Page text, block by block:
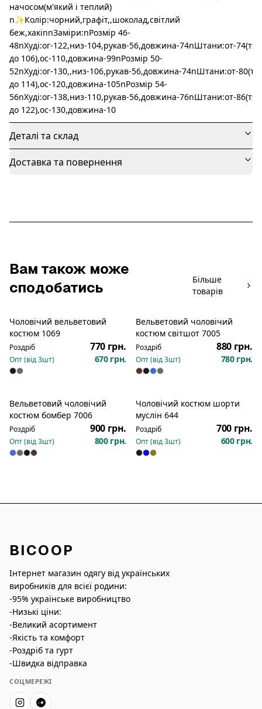
начосом(м'який і теплий)
n✨Колір:чорний,графіт,,шоколад,світлий
беж,хакіnnЗаміри:nРозмір 46-
48nХуді:ог-122,низ-104,рукав-56,довжина-74nШтани:от-
до 106),ос-110,довжина-99nРозмір 50-
52nХуді:ог-130,,низ-106,рукав-56,довжина-74nШтани:от-
до 114),ос-120,довжина-105nРозмір 54-
56nХуді:ог-138,низ-110,рукав-56,довжина-76nШтани:от-
до 122),ос-130,довжина-10
Деталі та склад
Доставка та повернення
Вам також може
сподобатись
Більше
товарів
Чоловічий вельветовий
костюм 1069
Роздріб 770 грн.
Опт (від3шт) 670 грн.
Новинка
Вельветовий чоловічий
костюм світшот 7005
Роздріб 880 грн.
Опт (від3шт) 780 грн.
Новинка
Вельветовий чоловічий
костюм бомбер 7006
Роздріб 900 грн.
Опт (від3шт) 800 грн.
Чоловічий костюм шорти
муслін 644
Роздріб 700 грн.
Опт (від3шт) 600 грн.
BICOOP
Інтернет магазин одягу від українських
виробників для всієї родини:
-95% українське виробництво
-Низькі ціни:
-Великий асортимент
-Якість та комфорт
-Роздріб та гурт
-Швидка відправка
СОЦМЕРЕЖІ